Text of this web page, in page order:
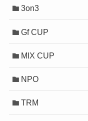
3on3
Gf CUP
MIX CUP
NPO
TRM